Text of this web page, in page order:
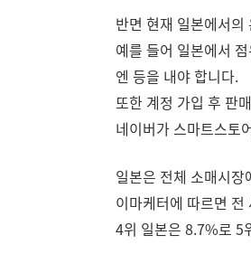
반면 현재 일본에서
예를 들어 일본에서
엔 등을 내야 합니다.
또한 계정 가입 후 판
네이버가 스마트스토
일본은 전체 소매시
이마케터에 따르면
4위 일본은 8.7%로 5